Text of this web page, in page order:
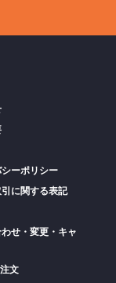
ーポリシー
に関する表記
せ・変更・キャ
文